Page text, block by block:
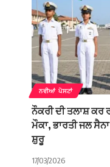
ਨਵੀਆਂ ਪੋਸਟਾਂ
ਨੌਕਰੀ ਦੀ ਤਲਾਸ਼ ਕਰ
ਮੌਕਾ, ਭਾਰਤੀ ਜਲ
ਸ਼ੁਰੂ
17/03/2026